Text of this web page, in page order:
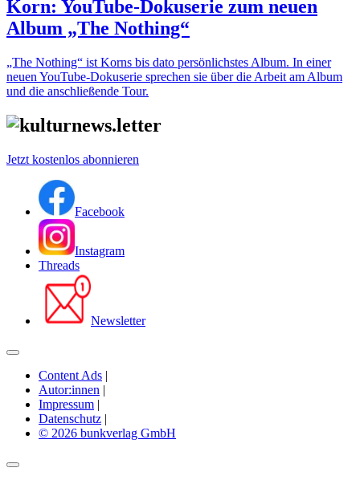
Korn: YouTube-Dokuserie zum neuen
Album „The Nothing“
„The Nothing“ ist Korns bis dato persönlichstes Album. In einer
neuen YouTube-Dokuserie sprechen sie über die Arbeit am Album
und die anschließende Tour.
Jetzt kostenlos abonnieren
Facebook
Instagram
Threads
Newsletter
Content Ads |
Autor:innen |
Impressum |
Datenschutz |
© 2026 bunkverlag GmbH